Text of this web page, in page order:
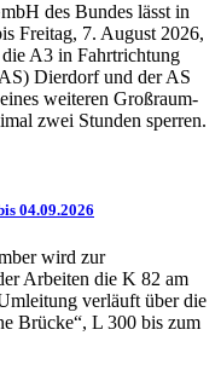
des Bundes lässt in
Freitag, 7. August 2026,
A3 in Fahrtrichtung
Dierdorf und der AS
weiteren Großraum-
zwei Stunden sperren.
04.09.2026
wird zur
Arbeiten die K 82 am
verläuft über die
Brücke“, L 300 bis zum